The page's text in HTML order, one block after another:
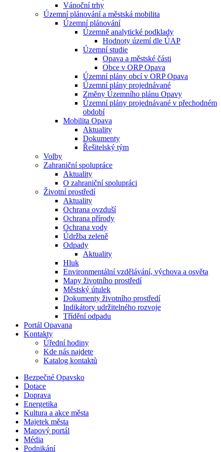
Vánoční trhy
Územní plánování a městská mobilita
Územní plánování
Územně analytické podklady
Hodnoty území dle ÚAP
Územní studie
Opava a městské části
Obce v ORP Opava
Územní plány obcí v ORP Opava
Územní plány projednávané
Změny Územního plánu Opavy
Územní plány projednávané v přechodném
období
Mobilita Opava
Aktuality
Dokumenty
Řešitelský tým
Volby
Zahraniční spolupráce
Aktuality
O zahraniční spolupráci
Životní prostředí
Aktuality
Ochrana ovzduší
Ochrana přírody
Ochrana vody
Údržba zeleně
Odpady
Aktuality
Hluk
Environmentální vzdělávání, výchova a osvěta
Mapy životního prostředí
Městský útulek
Dokumenty životního prostředí
Indikátory udržitelného rozvoje
Třídění odpadu
Portál Opavana
Kontakty
Úřední hodiny
Kde nás najdete
Katalog kontaktů
Bezpečné Opavsko
Dotace
Doprava
Energetika
Kultura a akce města
Majetek města
Mapový portál
Média
Podnikání